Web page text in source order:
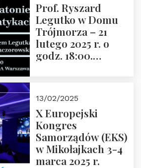
Prof. Ryszard
Legutko w Domu
Trójmorza – 21
lutego 2025 r. o
godz. 18:00.
Zapraszamy
13/02/2025
X Europejski
Kongres
Samorządów (EKS)
w Mikołajkach 3-4
marca 2025 r.